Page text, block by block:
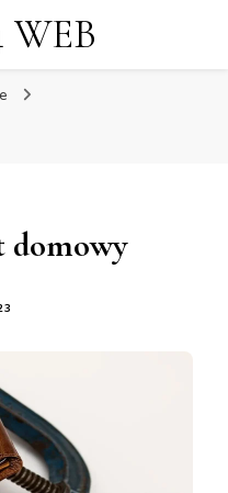
WEB
domowy